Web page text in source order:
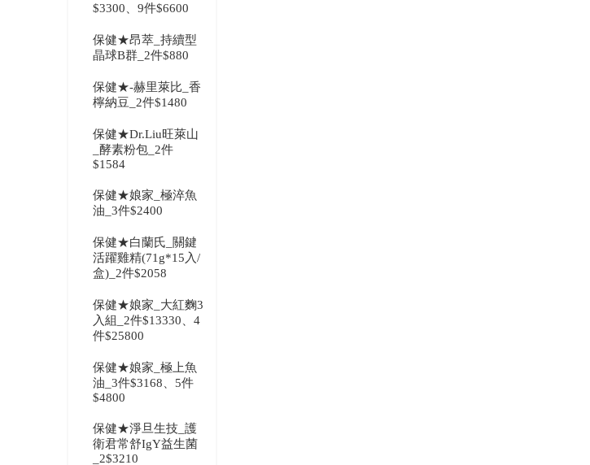
$3300、9件$6600
保健★昂萃_持續型
晶球B群_2件$880
保健★-赫里萊比_香
檸納豆_2件$1480
保健★Dr.Liu旺萊山
_酵素粉包_2件
$1584
保健★娘家_極淬魚
油_3件$2400
保健★白蘭氏_關鍵
活躍雞精(71g*15入/
盒)_2件$2058
保健★娘家_大紅麴3
入組_2件$13330、4
件$25800
保健★娘家_極上魚
油_3件$3168、5件
$4800
保健★淨旦生技_護
衛君常舒IgY益生菌
_2$3210